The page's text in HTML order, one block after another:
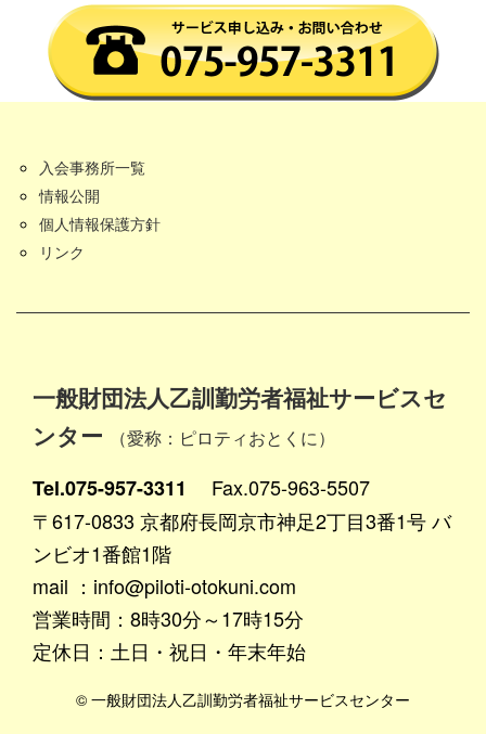
入会事務所一覧
情報公開
個人情報保護方針
リンク
一般財団法人乙訓勤労者福祉サービスセ
ンター
（愛称：ピロティおとくに）
Tel.075-957-3311
Fax.075-963-5507
〒617-0833 京都府長岡京市神足2丁目3番1号 バ
ンビオ1番館1階
mail ：info@piloti-otokuni.com
営業時間：8時30分～17時15分
定休日：土日・祝日・年末年始
© 一般財団法人乙訓勤労者福祉サービスセンター